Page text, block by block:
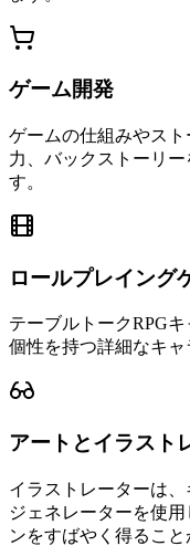
ゲーム開発
ゲームの仕組みやス
力、バックストーリ
す。
ロールプレイング
テーブルトークRPG
個性を持つ詳細なキャ
アートとイラスト
イラストレーターは
ジェネレーターを使
ンをすばやく得ること